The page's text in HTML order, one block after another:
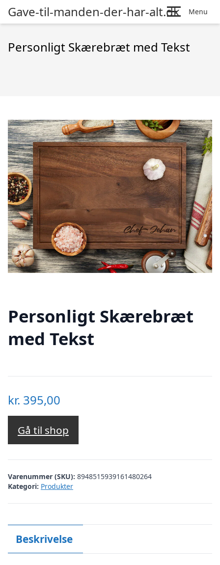
Gave-til-manden-der-har-alt.dk Menu
Personligt Skærebræt med Tekst
Personligt Skærebræt
med Tekst
kr. 395,00
Gå til shop
Varenummer (SKU): 8948515939161480264
Kategori: Produkter
Beskrivelse